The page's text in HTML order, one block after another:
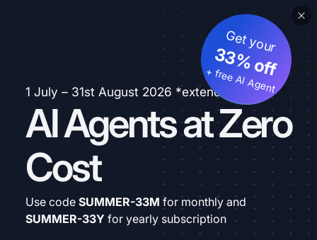
1 July – 31st August 2026 *extended
AI Agents at Zero
Cost
Get your
33% off
+ free AI Agent
Use code SUMMER-33M for monthly and
SUMMER-33Y for yearly subscription